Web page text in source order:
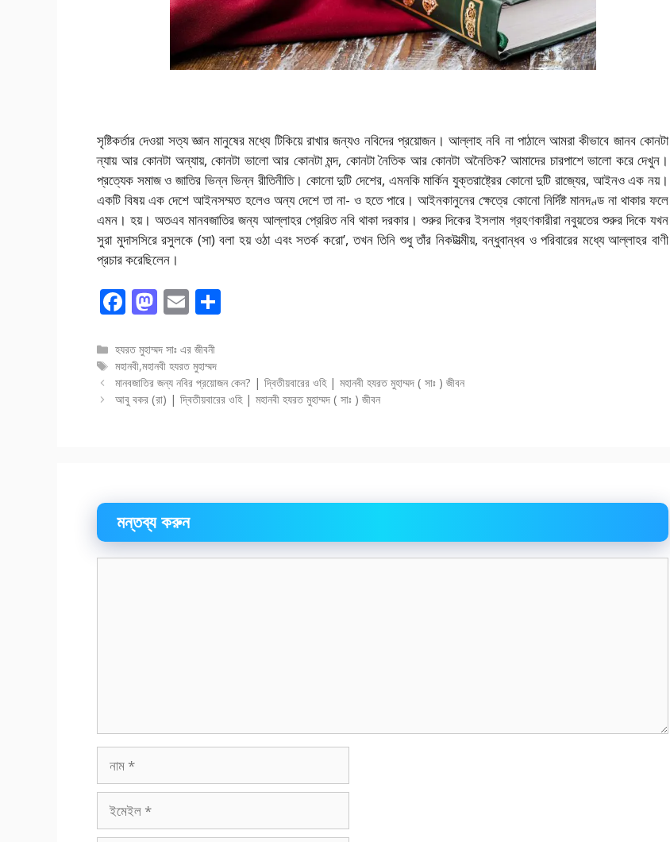
সৃষ্টিকর্তার দেওয়া সত্যজ্ঞান মানুষের মধ্যে টিকিয়ে রাখার জন্যও নবিদের প্রয়োজন। আল্লাহ নবি না পাঠালে আমরা কীভাবে জানব কোনটা
ন্যায় আর কোনটা অন্যায়, কোনটা ভালো আর কোনটা মন্দ, কোনটা নৈতিক আর কোনটা অনৈতিক? আমাদের চারপাশে ভালো করে দেখুন।
প্রত্যেক সমাজ ও জাতির ভিন্ন ভিন্ন রীতিনীতি। কোনো দুটি দেশের, এমনকি মার্কিন যুক্তরাষ্ট্রের কোনো দুটি রাজ্যের, আইনও এক নয়।
একটি বিষয় এক দেশে আইনসম্মত হলেও অন্য দেশে তা না- ও হতে পারে। আইনকানুনের ক্ষেত্রে কোনো নির্দিষ্ট মানদণ্ড না থাকার ফলে
এমন। হয়। অতএব মানবজাতির জন্য আল্লাহর প্রেরিত নবি থাকা দরকার। শুরুর দিকের ইসলাম গ্রহণকারীরা নবুয়তের শুরুর দিকে যখন
সুরা মুদাসসিরে রসুলকে (সা) বলা হয় ওঠা এবং সতর্ক করো’, তখন তিনি শুধু তাঁর নিকটাত্মীয়, বন্ধুবান্ধব ও পরিবারের মধ্যে আল্লাহর বাণী
প্রচার করেছিলেন।
F
e
b
o
M
to
d
o
E
ai
l e
বিভাগ
সমূহ
হযরত মুহাম্মদ সাঃ এর জীবনী
ট্যাগ
সমূহ
মহানবী,মহানবী হযরত মুহাম্মদ
মানবজাতির জন্য নবির প্রয়োজন কেন? | দ্বিতীয়বারের ওহি | মহানবী হযরত মুহাম্মদ ( সাঃ ) জীবন
আবু বকর (রা) | দ্বিতীয়বারের ওহি | মহানবী হযরত মুহাম্মদ ( সাঃ ) জীবন
মন্তব্য করুন
ইমেইল